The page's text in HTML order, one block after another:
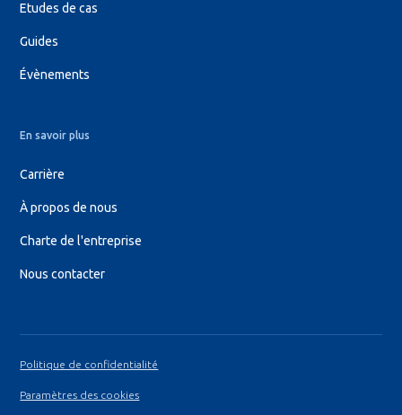
Etudes de cas
Guides
Évènements
En savoir plus
Carrière
À propos de nous
Charte de l'entreprise
Nous contacter
Politique de confidentialité
Paramètres des cookies